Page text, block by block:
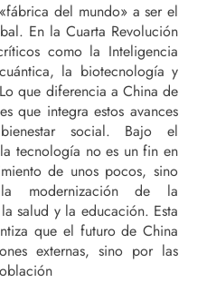
del mundo» a ser el
En la Cuarta Revolución
como la Inteligencia
la biotecnología y
que diferencia a China de
que integra estos avances
social. Bajo el
tecnología no es un fin en
de unos pocos, sino
modernización de la
salud y la educación. Esta
que el futuro de China
externas, sino por las